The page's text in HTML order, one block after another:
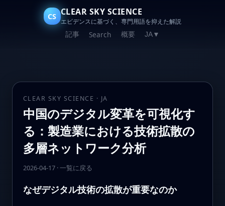
CS CLEAR SKY SCIENCE
エビデンスに基づく、専門用語を抑えた解説
記事 Search 概要 JA▼
CLEAR SKY SCIENCE · JA
中国のデジタル変革を可視化す
る：製造業における技術拡散の
多層ネットワーク分析
2026-04-17· 一覧に戻る
なぜデジタル技術の拡散が重要なのか